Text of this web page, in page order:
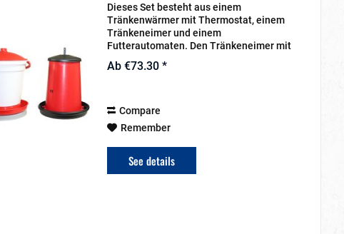
Dieses Set besteht aus einem
Tränkenwärmer mit Thermostat, einem
Tränkeneimer und einem
Futterautomaten. Den Tränkeneimer mit
einem Fassungsvermögen von 18 Litern
können Sie ideal auf den Tränkenwärmer
Ab €73.30 *
Compare
Remember
See details